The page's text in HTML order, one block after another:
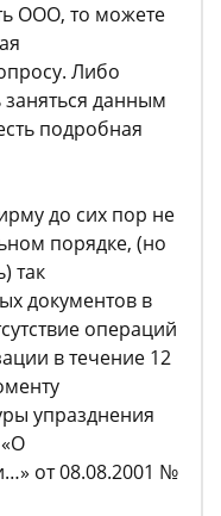
ООО, то можете
Либо
данным
подробная
до сих пор не
порядке, (но
так
документов в
операций
в течение 12
упразднения
от 08.08.2001 №